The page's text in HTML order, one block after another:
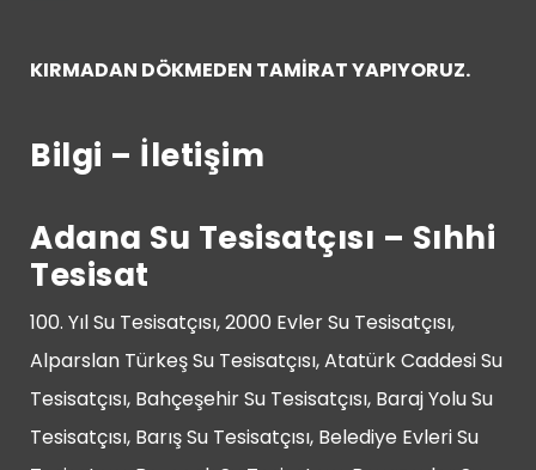
KIRMADAN DÖKMEDEN TAMİRAT YAPIYORUZ.
Bilgi – İletişim
Adana Su Tesisatçısı – Sıhhi
Tesisat
100. Yıl Su Tesisatçısı, 2000 Evler Su Tesisatçısı,
Alparslan Türkeş Su Tesisatçısı, Atatürk Caddesi Su
Tesisatçısı, Bahçeşehir Su Tesisatçısı, Baraj Yolu Su
Tesisatçısı, Barış Su Tesisatçısı, Belediye Evleri Su